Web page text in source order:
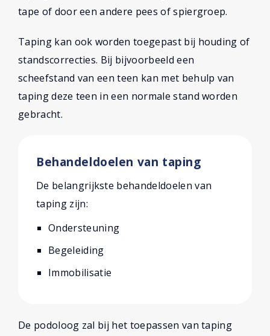
tape of door een andere pees of spiergroep.
Taping kan ook worden toegepast bij houding of
standscorrecties. Bij bijvoorbeeld een
scheefstand van een teen kan met behulp van
taping deze teen in een normale stand worden
gebracht.
Behandeldoelen van taping
De belangrijkste behandeldoelen van
taping zijn:
Ondersteuning
Begeleiding
Immobilisatie
De podoloog zal bij het toepassen van taping